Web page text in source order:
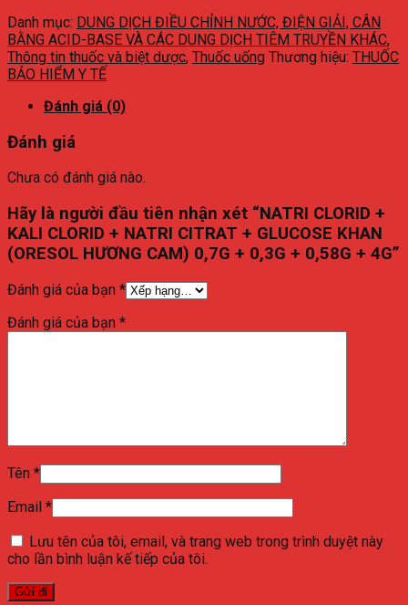
Danh mục: DUNG DỊCH ĐIỀU CHỈNH NƯỚC, ĐIỆN GIẢI, CÂN
BẰNG ACID-BASE VÀ CÁC DUNG DỊCH TIÊM TRUYỀN KHÁC,
Thông tin thuốc và biệt dược, Thuốc uống Thương hiệu: THUỐC
BẢO HIỂM Y TẾ
Đánh giá (0)
Đánh giá
Chưa có đánh giá nào.
Hãy là người đầu tiên nhận xét “NATRI CLORID +
KALI CLORID + NATRI CITRAT + GLUCOSE KHAN
(ORESOL HƯƠNG CAM) 0,7G + 0,3G + 0,58G + 4G”
Đánh giá của bạn *
Đánh giá của bạn *
Tên *
Email *
Lưu tên của tôi, email, và trang web trong trình duyệt này
cho lần bình luận kế tiếp của tôi.